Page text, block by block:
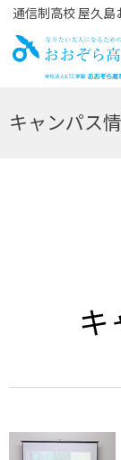
通信制高校 屋久
キャンパス
キ